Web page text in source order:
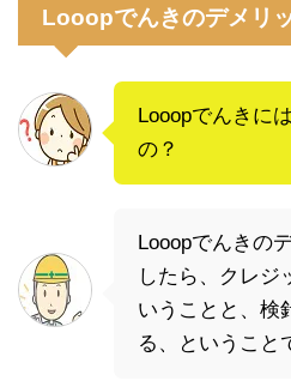
Looopでんきのデメリ
Looopでんきに
の？
Looopでんきの
したら、クレジ
いうことと、検
る、ということ